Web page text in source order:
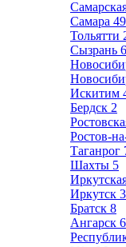
Самара 49
Тольятти
Сызрань 6
Искитим
Бердск 2
Ростов-
Таганрог
Шахты 5
Иркутск
Братск 8
Ангарск 6